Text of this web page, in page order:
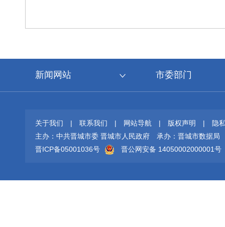
新闻网站 市委部门
关于我们 | 联系我们 | 网站导航 | 版权声明 |
隐
主办：中共晋城市委 晋城市人民政府
承办：晋城市数据局
晋ICP备05001036号
晋公网安备 14050002000001号